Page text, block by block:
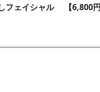
フェイシャル 【6,800